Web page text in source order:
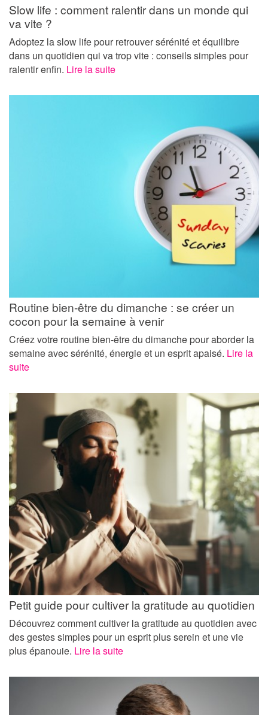
Slow life : comment ralentir dans un monde qui
va vite ?
Adoptez la slow life pour retrouver sérénité et équilibre
dans un quotidien qui va trop vite : conseils simples pour
ralentir enfin. Lire la suite
Routine bien-être du dimanche : se créer un
cocon pour la semaine à venir
Créez votre routine bien-être du dimanche pour aborder la
semaine avec sérénité, énergie et un esprit apaisé. Lire la
suite
Petit guide pour cultiver la gratitude au quotidien
Découvrez comment cultiver la gratitude au quotidien avec
des gestes simples pour un esprit plus serein et une vie
plus épanouie. Lire la suite